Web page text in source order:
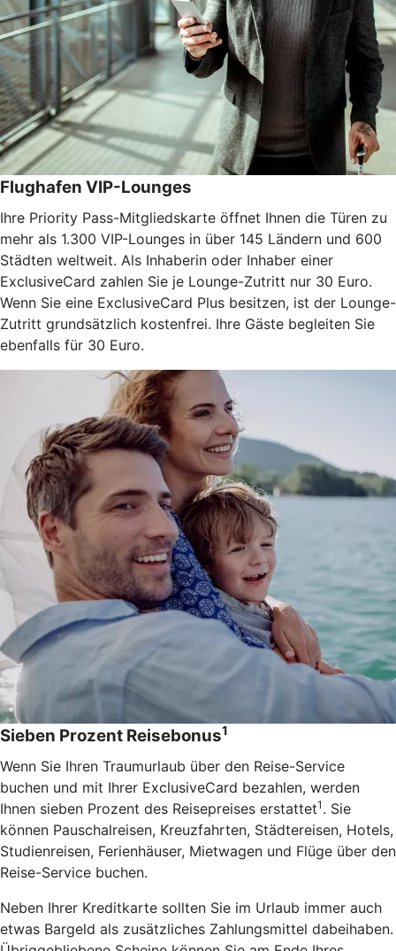
Flughafen VIP-Lounges
Ihre Priority Pass-Mitgliedskarte öffnet Ihnen die Türen zu
mehr als 1.300 VIP-Lounges in über 145 Ländern und 600
Städten weltweit. Als Inhaberin oder Inhaber einer
ExclusiveCard zahlen Sie je Lounge-Zutritt nur 30 Euro.
Wenn Sie eine ExclusiveCard Plus besitzen, ist der Lounge-
Zutritt grundsätzlich kostenfrei. Ihre Gäste begleiten Sie
ebenfalls für 30 Euro.
Sieben Prozent Reisebonus1
Wenn Sie Ihren Traumurlaub über den Reise-Service
buchen und mit Ihrer ExclusiveCard bezahlen, werden
Ihnen sieben Prozent des Reisepreises erstattet1 . Sie
können Pauschalreisen, Kreuzfahrten, Städtereisen, Hotels,
Studienreisen, Ferienhäuser, Mietwagen und Flüge über den
Reise-Service buchen.
Neben Ihrer Kreditkarte sollten Sie im Urlaub immer auch
etwas Bargeld als zusätzliches Zahlungsmittel dabeihaben.